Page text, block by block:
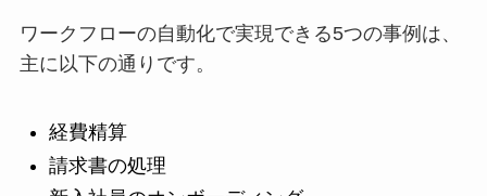
ワークフローの自動化で実現できる5つの事例は、
主に以下の通りです。
経費精算
請求書の処理